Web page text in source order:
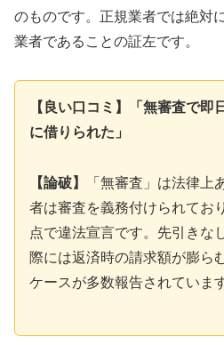
のものです。正規業者では絶対
業者であることの証左です。
【良い口コミ】「無審査で即
に借りられた」
【論破】
「無審査」は法律上
者は審査を義務付けられてお
点で違法宣言です。先引きな
際には返済時の請求額が膨ら
ケースが多数報告されています